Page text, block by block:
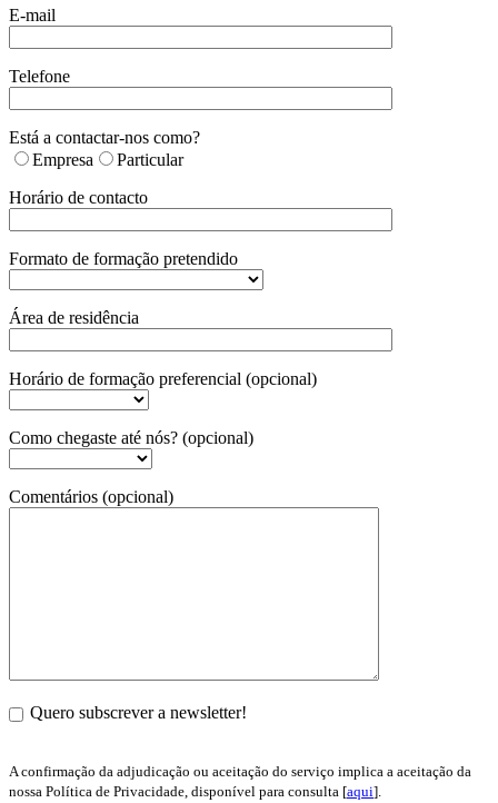
E-mail
Telefone
Está a contactar-nos como?
Empresa
Particular
Horário de contacto
Formato de formação pretendido
Área de residência
Horário de formação preferencial (opcional)
Como chegaste até nós? (opcional)
Comentários (opcional)
Quero subscrever a newsletter!
A confirmação da adjudicação ou aceitação do serviço implica a aceitação da
nossa Política de Privacidade, disponível para consulta [aqui].